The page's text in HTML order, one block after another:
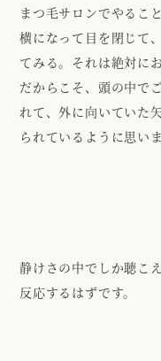
まつ毛サロンでやるこ
横になって目を閉じて
てみる。それは絶対に
だからこそ、頭の中で
れて、外に向いていた
られているように思いま
静けさの中でしか聴こ
反応するはずです。